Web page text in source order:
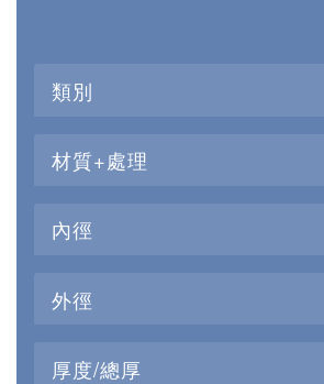
類別
材質+處理
內徑
外徑
厚度/總厚